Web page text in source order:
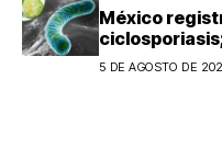
México
5 DE AGOSTO DE